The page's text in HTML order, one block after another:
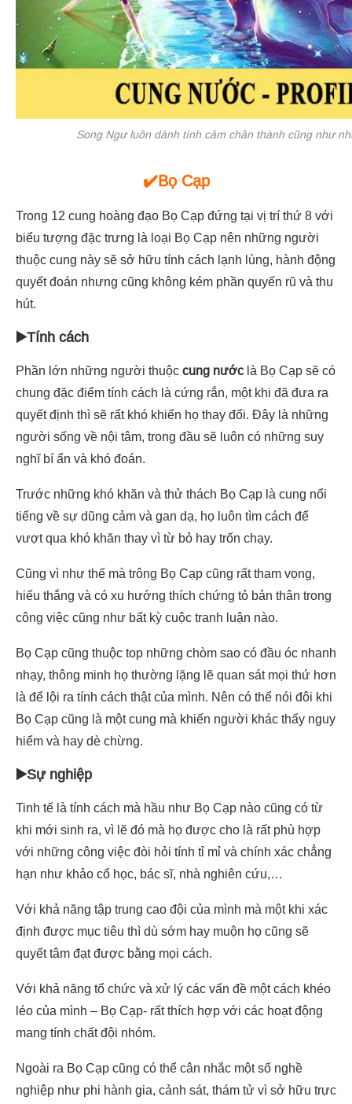
Song Ngư luôn dành tình cảm chân thành cũng như
✔️Bọ Cạp
Trong 12 cung hoàng đạo Bọ Cạp đứng tại vị trí thứ 8 với
biểu tượng đặc trưng là loại Bọ Cạp nên những người
thuộc cung này sẽ sở hữu tính cách lạnh lùng, hành động
quyết đoán nhưng cũng không kém phần quyến rũ và thu
hút.
▶️Tính cách
Phần lớn những người thuộc cung nước là Bọ Cạp sẽ có
chung đặc điểm tính cách là cứng rắn, một khi đã đưa ra
quyết định thì sẽ rất khó khiến họ thay đổi. Đây là những
người sống về nội tâm, trong đầu sẽ luôn có những suy
nghĩ bí ẩn và khó đoán.
Trước những khó khăn và thử thách Bọ Cạp là cung nổi
tiếng về sự dũng cảm và gan dạ, họ luôn tìm cách để
vượt qua khó khăn thay vì từ bỏ hay trốn chạy.
Cũng vì như thế mà trông Bọ Cạp cũng rất tham vọng,
hiếu thắng và có xu hướng thích chứng tỏ bản thân trong
công việc cũng như bất kỳ cuộc tranh luận nào.
Bọ Cạp cũng thuộc top những chòm sao có đầu óc nhanh
nhạy, thông minh họ thường lặng lẽ quan sát mọi thứ hơn
là để lội ra tính cách thật của mình. Nên có thể nói đôi khi
Bọ Cạp cũng là một cung mà khiến người khác thấy nguy
hiểm và hay dè chừng.
▶️Sự nghiệp
Tinh tế là tính cách mà hầu như Bọ Cạp nào cũng có từ
khi mới sinh ra, vì lẽ đó mà họ được cho là rất phù hợp
với những công việc đòi hỏi tính tỉ mỉ và chính xác chẳng
hạn như khảo cổ học, bác sĩ, nhà nghiên cứu,…
Với khả năng tập trung cao đội của mình mà một khi xác
định được mục tiêu thì dù sớm hay muộn họ cũng sẽ
quyết tâm đạt được bằng mọi cách.
Với khả năng tổ chức và xử lý các vấn đề một cách khéo
léo của mình – Bọ Cạp- rất thích hợp với các hoạt động
mang tính chất đội nhóm.
Ngoài ra Bọ Cạp cũng có thể cân nhắc một số nghề
nghiệp như phi hành gia, cảnh sát, thám tử vì sở hữu trực